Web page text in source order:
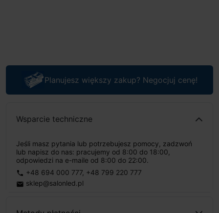
Planujesz większy zakup? Negocjuj cenę!
Wsparcie techniczne
Jeśli masz pytania lub potrzebujesz pomocy, zadzwoń
lub napisz do nas: pracujemy od 8:00 do 18:00,
odpowiedzi na e-maile od 8:00 do 22:00.
phone +48 694 000 777, +48 799 220 777
email sklep@salonled.pl